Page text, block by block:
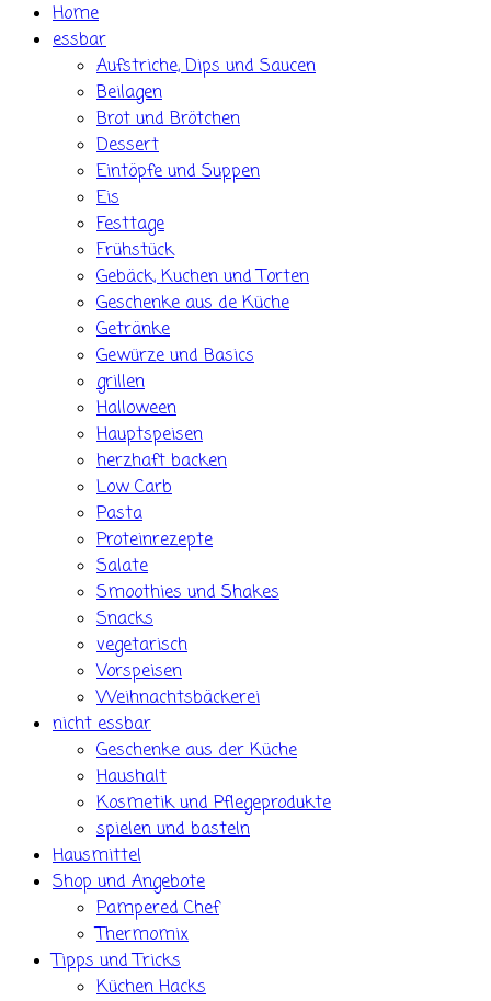
Home
essbar
Aufstriche, Dips und Saucen
Beilagen
Brot und Brötchen
Dessert
Eintöpfe und Suppen
Eis
Festtage
Frühstück
Gebäck, Kuchen und Torten
Geschenke aus de Küche
Getränke
Gewürze und Basics
grillen
Halloween
Hauptspeisen
herzhaft backen
Low Carb
Pasta
Proteinrezepte
Salate
Smoothies und Shakes
Snacks
vegetarisch
Vorspeisen
Weihnachtsbäckerei
nicht essbar
Geschenke aus der Küche
Haushalt
Kosmetik und Pflegeprodukte
spielen und basteln
Hausmittel
Shop und Angebote
Pampered Chef
Thermomix
Tipps und Tricks
Küchen Hacks